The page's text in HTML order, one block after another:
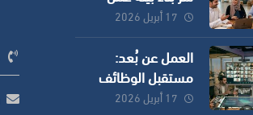
ناجحة في الشركات
الحديثة
17 أبريل 2026
العمل عن بُعد:
مستقبل الوظائف
وكيف تستفيد منه
17 أبريل 2026